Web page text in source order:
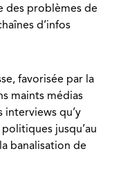
des problèmes de
d’infos
favorisée par la
maints médias
interviews qu’y
jusqu’au
banalisation de